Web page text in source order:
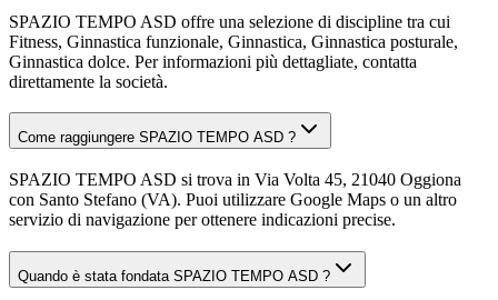
SPAZIO TEMPO ASD offre una selezione di discipline tra cui
Fitness, Ginnastica funzionale, Ginnastica, Ginnastica posturale,
Ginnastica dolce. Per informazioni più dettagliate, contatta
direttamente la società.
Come raggiungere SPAZIO TEMPO ASD ?
SPAZIO TEMPO ASD si trova in Via Volta 45, 21040 Oggiona
con Santo Stefano (VA). Puoi utilizzare Google Maps o un altro
servizio di navigazione per ottenere indicazioni precise.
Quando è stata fondata SPAZIO TEMPO ASD ?